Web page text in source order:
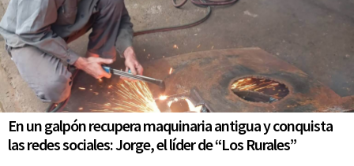
En un galpón recupera maquinaria antigua y conquista
las redes sociales: Jorge, el líder de “Los Rurales”